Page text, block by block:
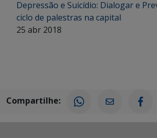
Depressão e Suicídio: Dialogar e
ciclo de palestras na capital
25 abr 2018
Compartilhe: